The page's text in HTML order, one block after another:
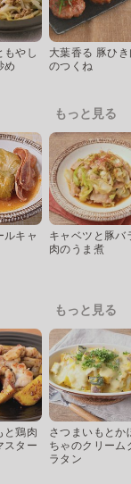
もやし
め
大葉香る 豚ひ
のつくね
もっと見る
ルキャ
キャベツと豚バ
肉のうま煮
もっと見る
と鶏肉
スター
さつまいもとか
ちゃのクリーム
ラタン